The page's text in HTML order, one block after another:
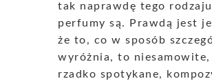
tak naprawdę tego rodzaju
perfumy są. Prawdą jest
że to, co w sposób
wyróżnia, to niesamowite,
rzadko spotykane,